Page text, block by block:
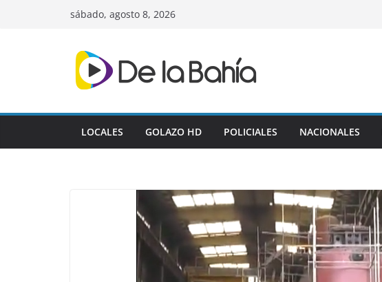
sábado, agosto 8, 2026
LOCALES GOLAZO HD POLICIALES NACIONALES